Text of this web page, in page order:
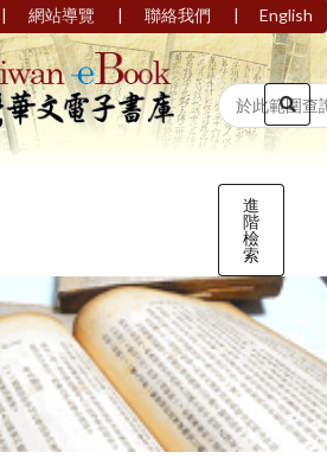
| 網站導覽 | 聯絡我們 | English
進
階
檢
索